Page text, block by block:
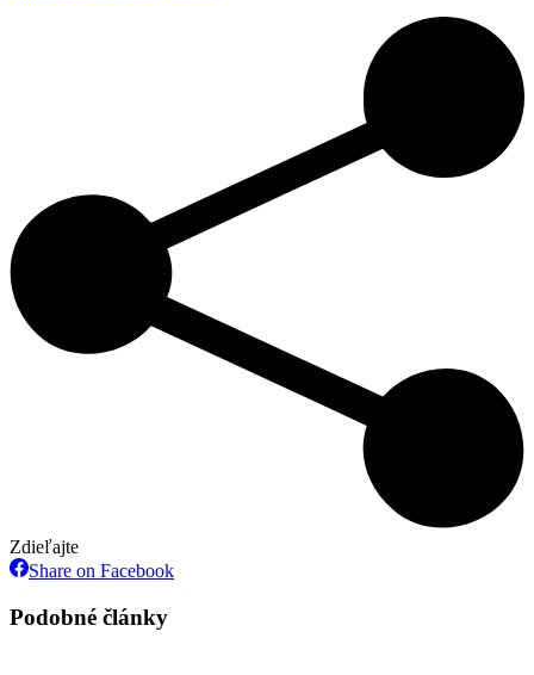
Zdieľajte
Share on FacebookShare
Podobné články